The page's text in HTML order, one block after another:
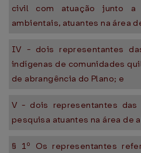
civil com atuação junto a
ambientais, atuantes na área
IV - dois representantes
indígenas de comunidades
de abrangência do Plano; e
V - dois representantes
pesquisa atuantes na área de
§ 1º Os representantes